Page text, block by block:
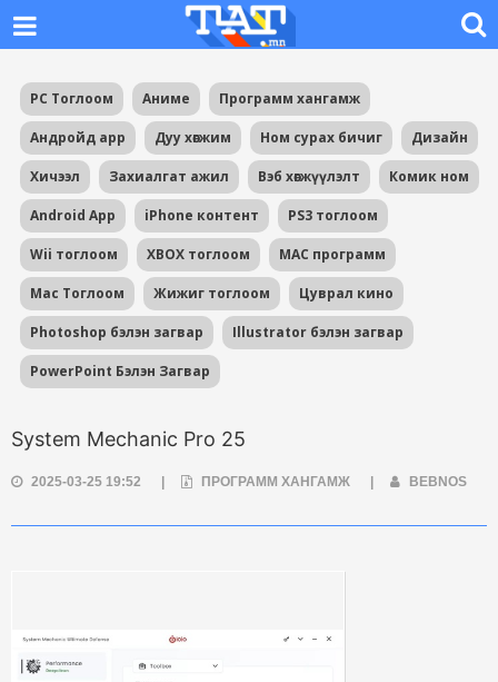
PC Тоглоом Аниме Программ хангамж
Андройд app Дуу хөгжим Ном сурах бичиг Дизайн
Хичээл Захиалгат ажил Вэб хөгжүүлэлт Комик ном
Android App iPhone контент PS3 тоглоом
Wii тоглоом XBOX тоглоом MAC программ
Mac Тоглоом Жижиг тоглоом Цуврал кино
Photoshop бэлэн загвар Illustrator бэлэн загвар
PowerPoint Бэлэн Загвар
System Mechanic Pro 25
2025-03-25 19:52 ПРОГРАММ ХАНГАМЖ BEBNOS